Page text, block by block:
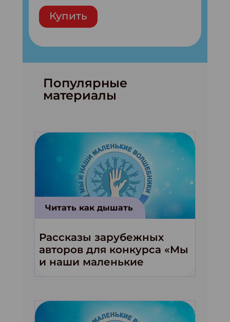
Купить
Популярные
материалы
Читать как дышать
Рассказы зарубежных
авторов для конкурса «Мы
и наши маленькие
волшебники!»